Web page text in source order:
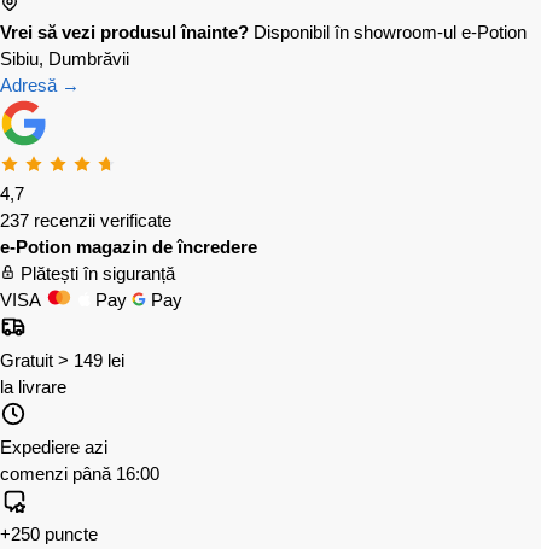
Vrei să vezi produsul înainte? Disponibil în showroom-ul e-Potion
Sibiu, Dumbrăvii
Adresă →
4,7
237 recenzii verificate
e-Potion magazin de încredere
Plătești în siguranță
VISA
Pay Pay
Gratuit > 149 lei
la livrare
Expediere azi
comenzi până 16:00
+250 puncte